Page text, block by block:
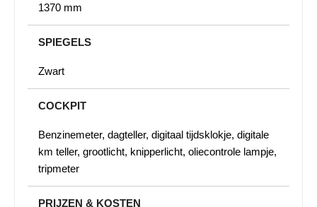
1370 mm
SPIEGELS
Zwart
COCKPIT
Benzinemeter, dagteller, digitaal tijdsklokje, digitale
km teller, grootlicht, knipperlicht, oliecontrole lampje,
tripmeter
PRIJZEN & KOSTEN